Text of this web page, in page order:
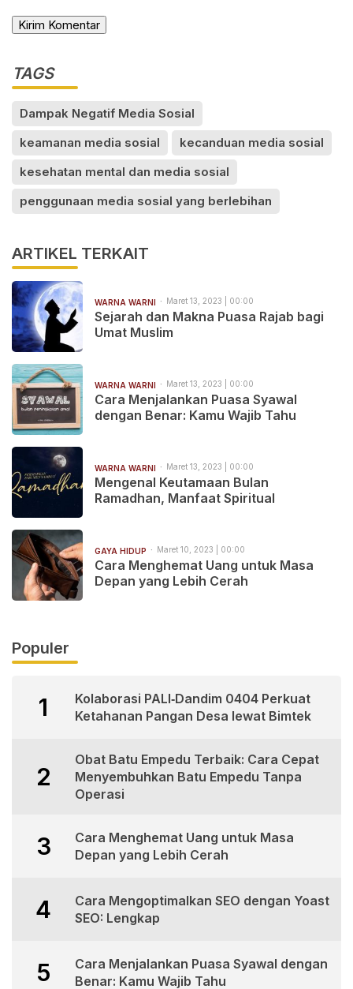
TAGS
Dampak Negatif Media Sosial
keamanan media sosial
kecanduan media sosial
kesehatan mental dan media sosial
penggunaan media sosial yang berlebihan
ARTIKEL TERKAIT
WARNA WARNI Maret 13, 2023 | 00:00
Sejarah dan Makna Puasa Rajab bagi
Umat Muslim
WARNA WARNI Maret 13, 2023 | 00:00
Cara Menjalankan Puasa Syawal
dengan Benar: Kamu Wajib Tahu
WARNA WARNI Maret 13, 2023 | 00:00
Mengenal Keutamaan Bulan
Ramadhan, Manfaat Spiritual
GAYA HIDUP Maret 10, 2023 | 00:00
Cara Menghemat Uang untuk Masa
Depan yang Lebih Cerah
Populer
1
Kolaborasi PALI‑Dandim 0404 Perkuat
Ketahanan Pangan Desa lewat Bimtek
2
Obat Batu Empedu Terbaik: Cara Cepat
Menyembuhkan Batu Empedu Tanpa
Operasi
3
Cara Menghemat Uang untuk Masa
Depan yang Lebih Cerah
4
Cara Mengoptimalkan SEO dengan Yoast
SEO: Lengkap
5
Cara Menjalankan Puasa Syawal dengan
Benar: Kamu Wajib Tahu